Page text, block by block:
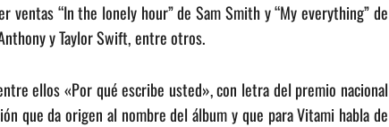
ventas “In the lonely hour” de Sam Smith y “My everything” de
y Taylor Swift,entre otros.
ellos «Por qué escribe usted», con letra del premio nacional
que da origen al nombre del álbum y que para Vitami habla de